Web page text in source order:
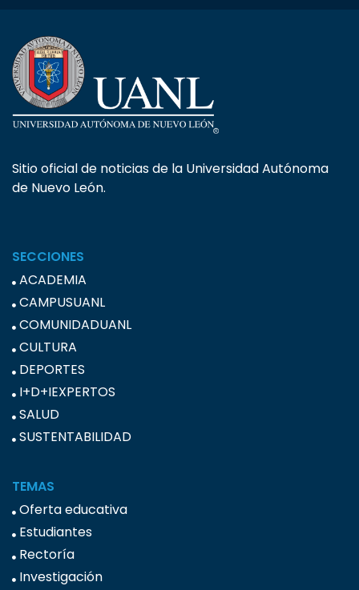
Sitio oficial de noticias de la Universidad Autónoma
de Nuevo León.
SECCIONES
ACADEMIA
CAMPUSUANL
COMUNIDADUANL
CULTURA
DEPORTES
I+D+IEXPERTOS
SALUD
SUSTENTABILIDAD
TEMAS
Oferta educativa
Estudiantes
Rectoría
Investigación